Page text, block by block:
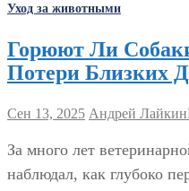
Уход за животными
Горюют Ли
Потери Близких
Сен 13, 2025 Андрей Лайкин
За много лет
наблюдал, как глубоко